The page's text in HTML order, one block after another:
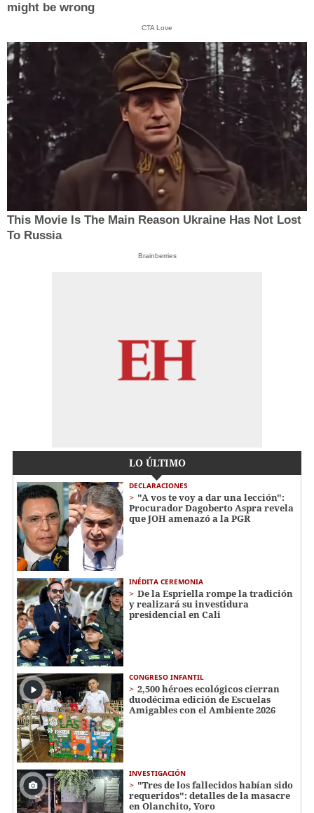
might be wrong
CTA Love
This Movie Is The Main Reason Ukraine Has Not Lost
To Russia
Brainberries
LO ÚLTIMO
DECLARACIONES
"A vos te voy a dar una lección":
Procurador Dagoberto Aspra revela
que JOH amenazó a la PGR
INÉDITA CEREMONIA
De la Espriella rompe la tradición
y realizará su investidura
presidencial en Cali
CONGRESO INFANTIL
2,500 héroes ecológicos cierran
duodécima edición de Escuelas
Amigables con el Ambiente 2026
INVESTIGACIÓN
"Tres de los fallecidos habían sido
requeridos": detalles de la masacre
en Olanchito, Yoro